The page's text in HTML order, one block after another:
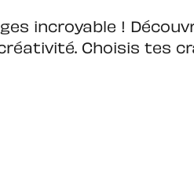
incroyable !
Choisis tes